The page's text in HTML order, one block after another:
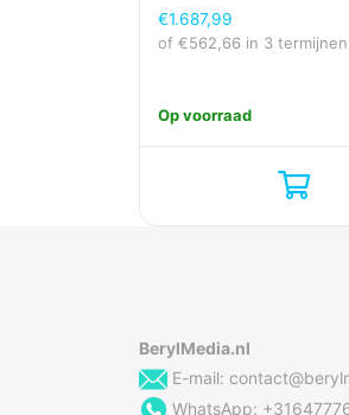
€1.687,99
of €562,66 in 3 termijnen
Op voorraad
BerylMedia.nl
E-mail:
WhatsApp: